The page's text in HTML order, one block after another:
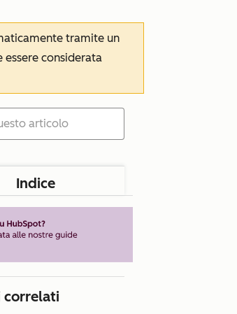
tramite un
considerata
Indice
correlati